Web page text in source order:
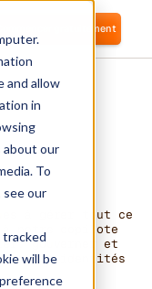
and allow
in
about our
To
see our
tracked
will be
Commencer gratuitement
à gérer tout ce
à notre copilote
gouverner et
et identités